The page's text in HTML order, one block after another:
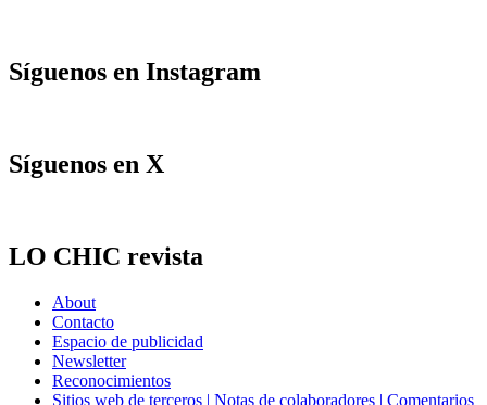
Síguenos en Instagram
Síguenos en X
LO CHIC revista
About
Contacto
Espacio de publicidad
Newsletter
Reconocimientos
Sitios web de terceros | Notas de colaboradores | Comentarios